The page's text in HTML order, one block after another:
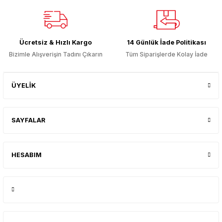
Ücretsiz & Hızlı Kargo
Bizimle Alışverişin Tadını Çıkarın
14 Günlük İade Politikası
Tüm Siparişlerde Kolay İade
ÜYELİK
SAYFALAR
HESABIM